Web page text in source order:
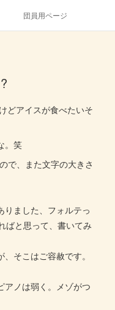
団員用ページ
どアイスが食べたいそ
。笑
で、また文字の大きさ
りました、フォルテっ
ばと思って、書いてみ
そこはご容赦です。
アノは弱く。メゾがつ